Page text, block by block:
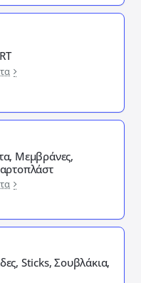
Μεμβράνες,
Sticks, Σουβλάκια,